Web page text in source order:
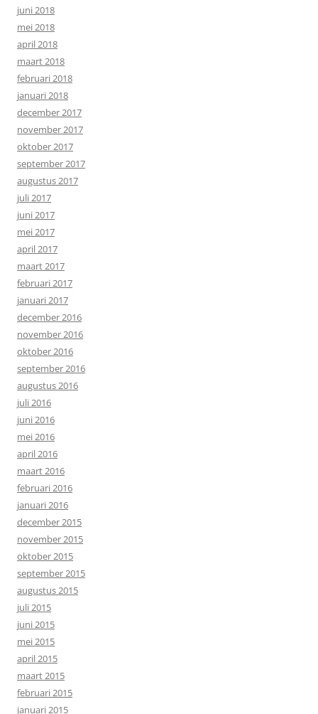
juni 2018
mei 2018
april 2018
maart 2018
februari 2018
januari 2018
december 2017
november 2017
oktober 2017
september 2017
augustus 2017
juli 2017
juni 2017
mei 2017
april 2017
maart 2017
februari 2017
januari 2017
december 2016
november 2016
oktober 2016
september 2016
augustus 2016
juli 2016
juni 2016
mei 2016
april 2016
maart 2016
februari 2016
januari 2016
december 2015
november 2015
oktober 2015
september 2015
augustus 2015
juli 2015
juni 2015
mei 2015
april 2015
maart 2015
februari 2015
januari 2015